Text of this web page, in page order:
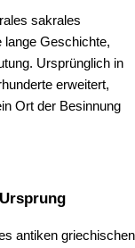
sakrales
lange Geschichte,
Ursprünglich in
erweitert,
Ort der Besinnung
antiken griechischen